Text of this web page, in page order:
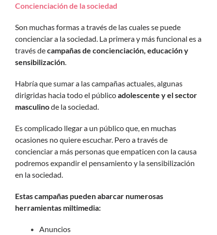
Concienciación de la sociedad
Son muchas formas a través de las cuales se puede
concienciar a la sociedad. La primera y más funcional es a
través decampañas de concienciación, educación y
sensibilización
Habría que sumar a las campañas actuales, algunas
dirigridas hacia todo el públicoadolescente y el sector
masculinode la sociedad.
Es complicado llegar a un público que, en muchas
ocasiones no quiere escuchar. Pero a través de
concienciar a más personas que empaticen con la causa
podremos expandir el pensamiento y la sensibilización
en la sociedad.
Estas campañas pueden abarcar numerosas
herramientas miltimedia:
Anuncios